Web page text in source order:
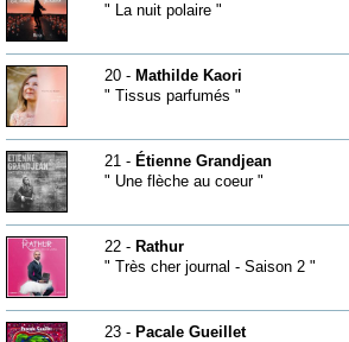
" La nuit polaire "
20 - Mathilde Kaori
" Tissus parfumés "
21 - Étienne Grandjean
" Une flèche au coeur "
22 - Rathur
" Très cher journal - Saison 2 "
23 - Pacale Gueillet